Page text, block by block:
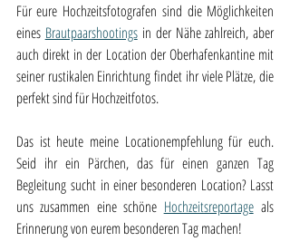
Für eure Hochzeitsfotografen sind die Möglichkeiten
eines Brautpaarshootings in der Nähe zahlreich, aber
auch direkt in der Location der Oberhafenkantine mit
seiner rustikalen Einrichtung findet ihr viele Plätze, die
perfekt sind für Hochzeitfotos.
Das ist heute meine Locationempfehlung für euch.
Seid ihr ein Pärchen, das für einen ganzen Tag
Begleitung sucht in einer besonderen Location? Lasst
uns zusammen eine schöne Hochzeitsreportage als
Erinnerung von eurem besonderen Tag machen!